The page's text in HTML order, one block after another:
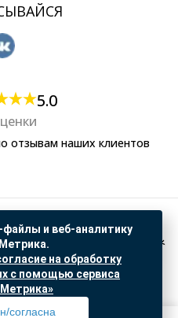
5.0
отзывам наших клиентов
данных
Яндекс Метрика
Предложение не является публичной
на сайте ознакомительные
вSO.USE
и веб-аналитику
на обработку
с помощью сервиса
согласна